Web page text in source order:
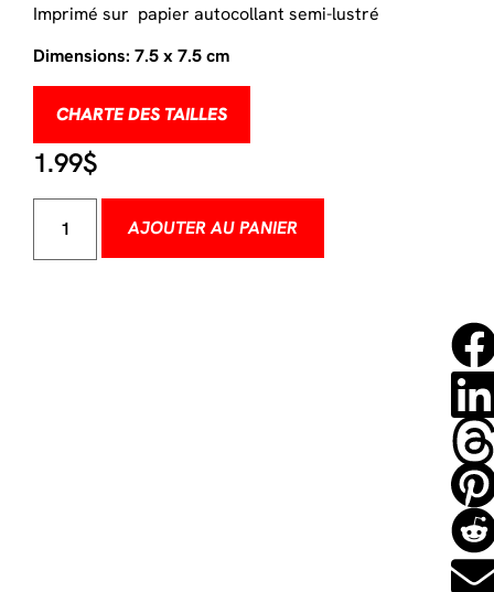
Imprimé sur papier autocollant semi-lustré
Dimensions: 7.5 x 7.5 cm
CHARTE DES TAILLES
1.99$
AJOUTER AU PANIER